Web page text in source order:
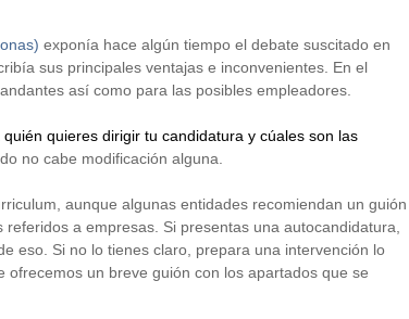
exponía hace algún tiempo el debate suscitado en
sus principales ventajas e inconvenientes. En el
así como para las posibles empleadores.
quieres dirigir tu candidatura y cúales son las
no cabe modificación alguna.
aunque algunas entidades recomiendan un guión
a empresas. Si presentas una autocandidatura,
eso. Si no lo tienes claro, prepara una intervención lo
un breve guión con los apartados que se